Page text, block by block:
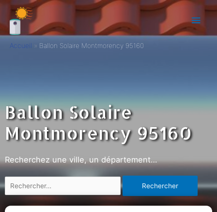
Accueil Ballon Solaire Montmorency 95160
Ballon Solaire
Montmorency 95160
Recherchez une ville, un département…